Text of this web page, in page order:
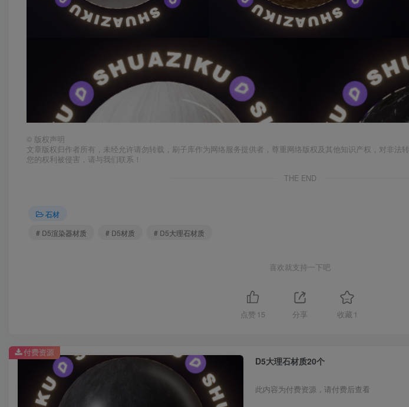
© 版权声明
文章版权归作者所有，未经允许请勿转载，刷子库作为网络服务提供者，尊重网络版权及其他知识产权，对非法
您的权利被侵害，请与我们联系！
THE END
石材
# D5渲染器材质
# D5材质 # D5大理石材质
喜欢就支持一下吧
点赞 15 分享 收藏 1
D5大理石材质20个
此内容为付费资源，请付费后查看
付费资源